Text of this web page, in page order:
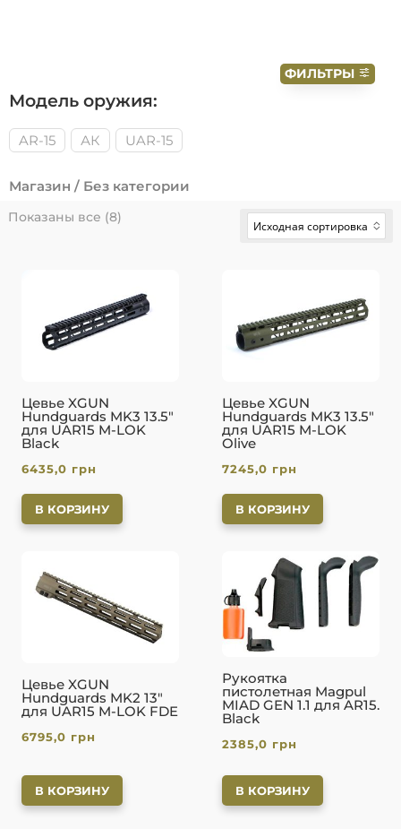
ФИЛЬТРЫ
Модель оружия:
AR-15 АК UAR-15
Магазин / Без категории
Показаны все (8)
Исходная сортировка
Цевье XGUN
Hundguards MK3 13.5″
для UAR15 M-LOK
Black
6435,0 грн
В КОРЗИНУ
Цевье XGUN
Hundguards MK3 13.5″
для UAR15 M-LOK
Olive
7245,0 грн
В КОРЗИНУ
Цевье XGUN
Hundguards MK2 13″
для UAR15 M-LOK FDE
6795,0 грн
В КОРЗИНУ
Рукоятка
пистолетная Magpul
MIAD GEN 1.1 для AR15.
Black
2385,0 грн
В КОРЗИНУ